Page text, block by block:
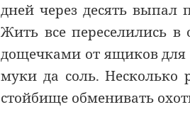
дней через десять
Жить все переселились
дощечками от ящиков для
муки да соль. Несколько
стойбище обменивать